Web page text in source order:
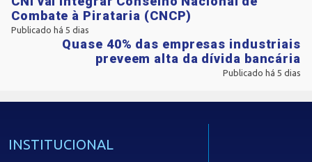
Combate à Pirataria (CNCP)
Publicado há 5 dias
Quase 40% das empresas industriais
preveem alta da dívida bancária
Publicado há 5 dias
INSTITUCIONAL